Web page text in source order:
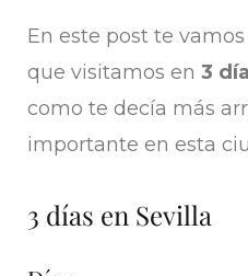
En este post te
que visitamos en 3
como te decía más
importante en esta
3 días en Sevilla